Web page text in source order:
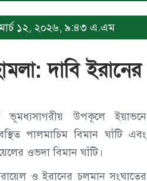
১২, ২০২৬, ৯:৪৩ এ.এম
দাবি ইরানের
ভূমধ্যসাগরীয় উপকূলে ইয়াভনে
পালমাচিম বিমান ঘাঁটি এবং
ওভদা বিমান ঘাঁটি।
ও ইরানের চলমান সংঘাতের